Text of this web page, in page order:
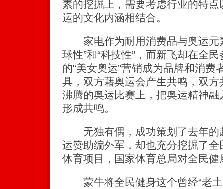
素的挖掘上，需要考虑行业的特
运的文化内涵相结合。
家电作为耐用消费品与奥运元
球性”和“科技性”，而新飞却在全
的“美女奥运”营销成为品牌和消费
具，双方藉奥运会产生共鸣，双
沸腾的奥运比赛上，把奥运精神
形成共鸣。
无独有偶，成功策划了去年的
运赞助编外军，却也充分挖掘了
体育项目，国家体育总局对全民
蒙牛将全民健身这个曾经“老土